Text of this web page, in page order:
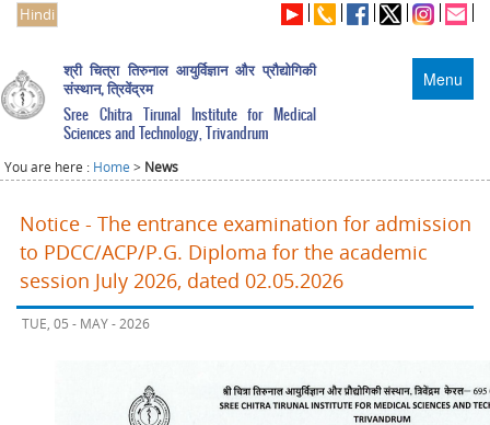
Hindi
Menu
श्री चित्रा तिरुनाल आयुर्विज्ञान और प्रौद्योगिकी
संस्थान, त्रिवेंद्रम
Sree Chitra Tirunal Institute for Medical
Sciences and Technology, Trivandrum
You are here : Home > News
Notice - The entrance examination for admission
to PDCC/ACP/P.G. Diploma for the academic
session July 2026, dated 02.05.2026
TUE, 05 - MAY - 2026